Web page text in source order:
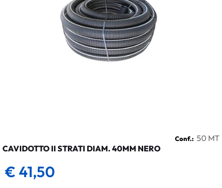
Conf.: 50 MT
CAVIDOTTO II STRATI DIAM. 40MM NERO
€ 41,50